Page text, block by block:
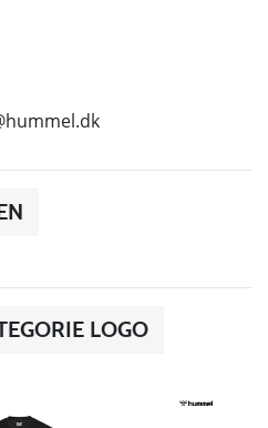
LOGO